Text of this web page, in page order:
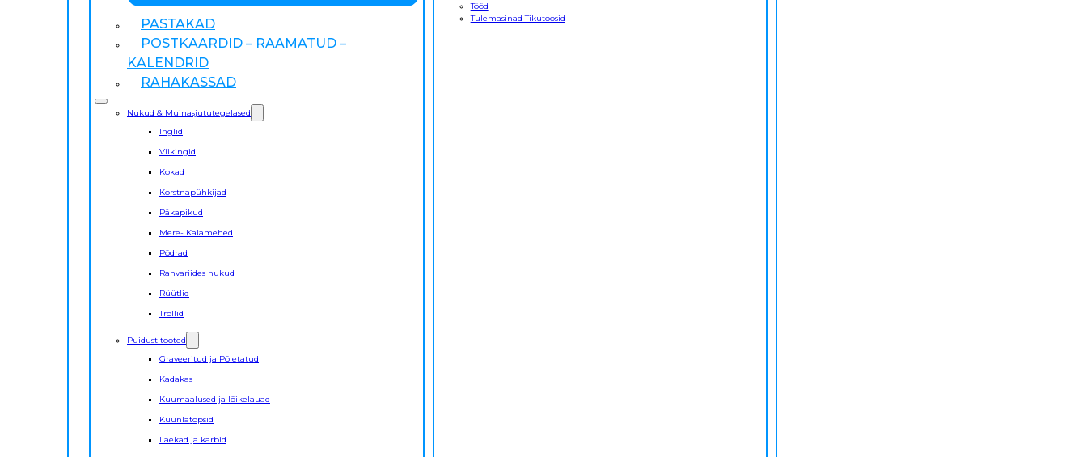
PASTAKAD
POSTKAARDID – RAAMATUD –
KALENDRID
RAHAKASSAD
Nukud & Muinasjututegelased
Inglid
Viikingid
Kokad
Korstnapühkijad
Päkapikud
Mere- Kalamehed
Põdrad
Rahvariides nukud
Rüütlid
Trollid
Puidust tooted
Graveeritud ja Põletatud
Kadakas
Kuumaalused ja lõikelauad
Küünlatopsid
Laekad ja karbid
Tööd
Tulemasinad Tikutoosid